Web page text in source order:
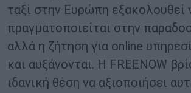
ταξί στην Ευρώπη εξακολουθεί
πραγματοποιείται στην
αλλά η ζήτηση για online
και αυξάνονται. Η FREENOW
ιδανική θέση να αξιοποιήσει